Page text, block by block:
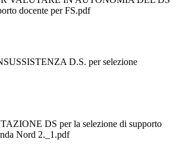
docente per FS.pdf
D.S. per selezione
DS per la selezione di supporto
Nord 2._1.pdf